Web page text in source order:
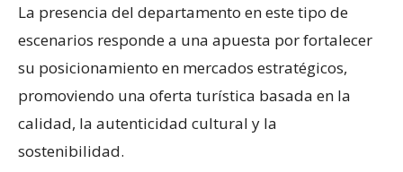
La presencia del departamento en este tipo de
escenarios responde a una apuesta por fortalecer
su posicionamiento en mercados estratégicos,
promoviendo una oferta turística basada en la
calidad, la autenticidad cultural y la
sostenibilidad.